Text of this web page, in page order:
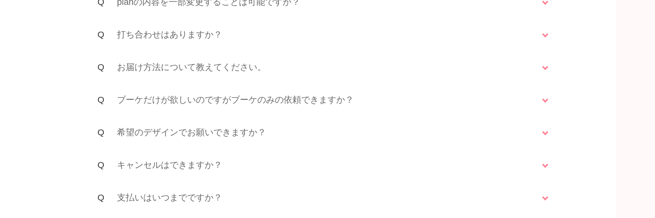
打ち合わせはありますか？
お届け方法について教えてください。
ブーケだけが欲しいのですがブーケのみの依頼できますか？
希望のデザインでお願いできますか？
キャンセルはできますか？
支払いはいつまでですか？